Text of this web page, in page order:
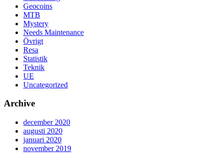
Geocoins
MTB
Mystery
Needs Maintenance
Övrigt
Resa
Statistik
Teknik
UE
Uncategorized
Archive
december 2020
augusti 2020
januari 2020
november 2019